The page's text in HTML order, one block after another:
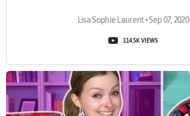
Lisa Sophie Laurent • Sep 07, 2020
114.5K VIEWS